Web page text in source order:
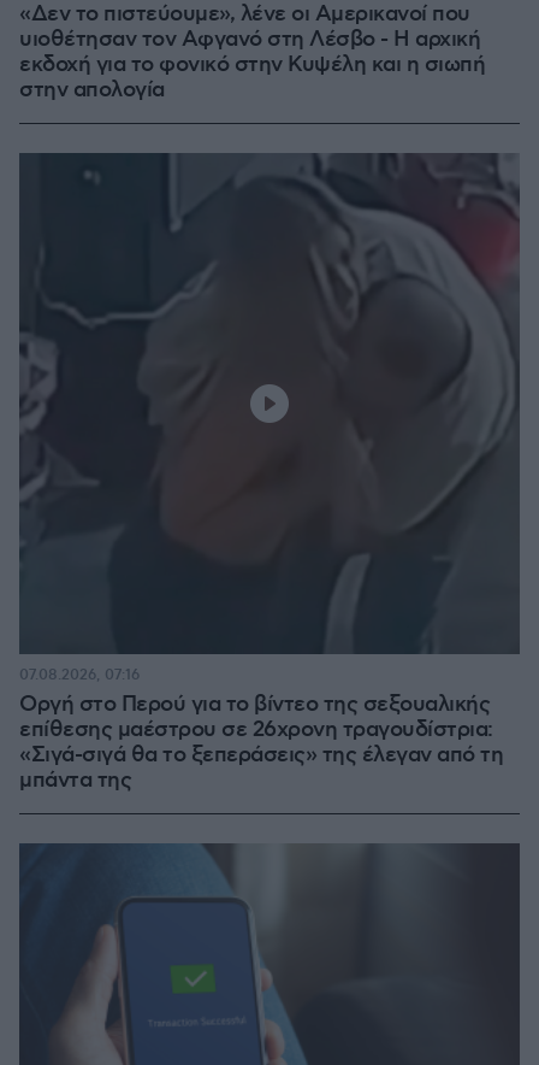
«Δεν το πιστεύουμε», λένε οι Αμερικανοί που
υιοθέτησαν τον Αφγανό στη Λέσβο - Η αρχική
εκδοχή για το φονικό στην Κυψέλη και η σιωπή
στην απολογία
Οργή στο Περού για το βίντεο της σεξουαλικής
επίθεσης μαέστρου σε 26χρονη τραγουδίστρια:
«Σιγά-σιγά θα το ξεπεράσεις» της έλεγαν από τη
μπάντα της
07.08.2026, 07:16